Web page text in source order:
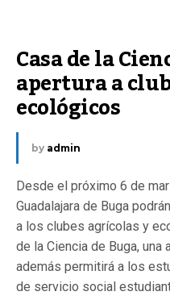
Casa de la
apertura a
ecológicos
by admin
Desde el próximo 6 de
Guadalajara de Buga
a los clubes agrícolas y
de la Ciencia de Buga,
además permitirá a los
de servicio social